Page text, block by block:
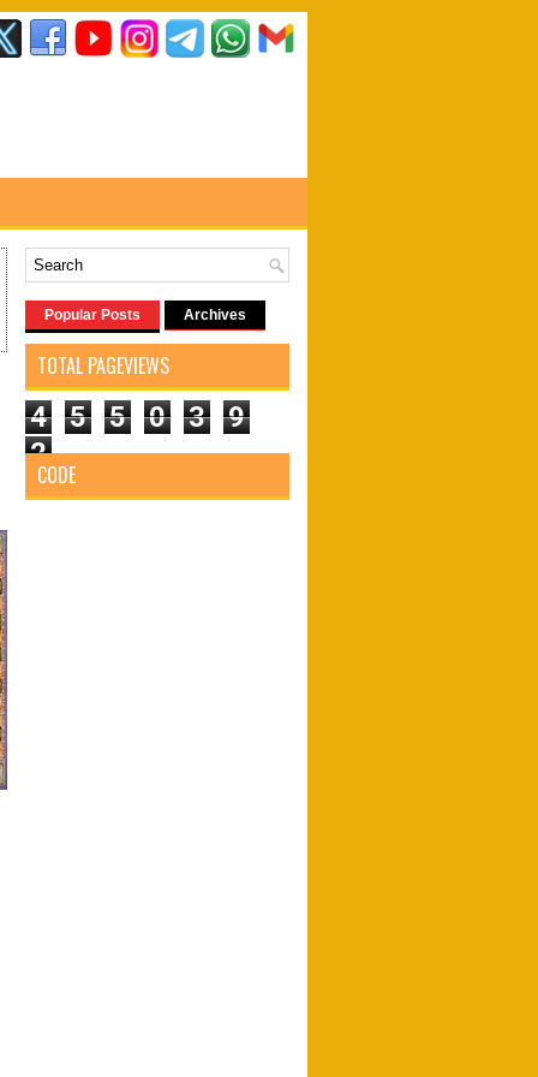
Popular Posts Archives
TOTAL PAGEVIEWS
4 5 5 0 3
9
2
CODE